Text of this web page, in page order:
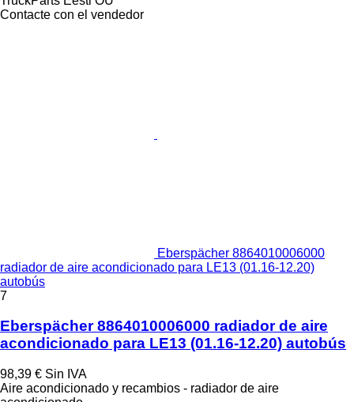
Contacte con el vendedor
Eberspächer 8864010006000
radiador de aire acondicionado para LE13 (01.16-12.20)
autobús
7
Eberspächer 8864010006000 radiador de aire
acondicionado para LE13 (01.16-12.20) autobús
98,39 € Sin IVA
Aire acondicionado y recambios - radiador de aire